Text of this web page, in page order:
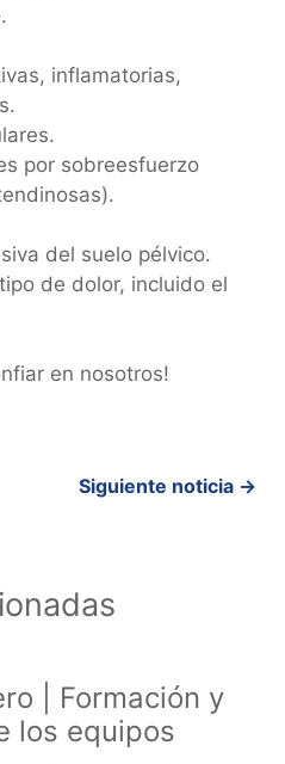
inflamatorias,
por sobreesfuerzo
del suelo pélvico.
de dolor, incluido el
en nosotros!
Siguiente noticia →
| Formación y
los equipos